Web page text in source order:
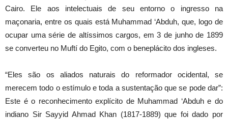
Cairo. Ele aos intelectuais de seu entorno o ingresso na
maçonaria, entre os quais está Muhammad ‘Abduh, que, logo de
ocupar uma série de altíssimos cargos, em 3 de junho de 1899
se converteu no Muftí do Egito, com o beneplácito dos ingleses.
“Eles são os aliados naturais do reformador ocidental, se
merecem todo o estímulo e toda a sustentação que se pode dar”:
Este é o reconhecimento explícito de Muhammad ‘Abduh e do
indiano Sir Sayyid Ahmad Khan (1817-1889) que foi dado por